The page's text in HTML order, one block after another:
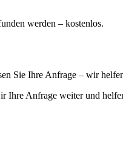
werden – kostenlos.
Sie Ihre Anfrage – wir
Anfrage weiter und